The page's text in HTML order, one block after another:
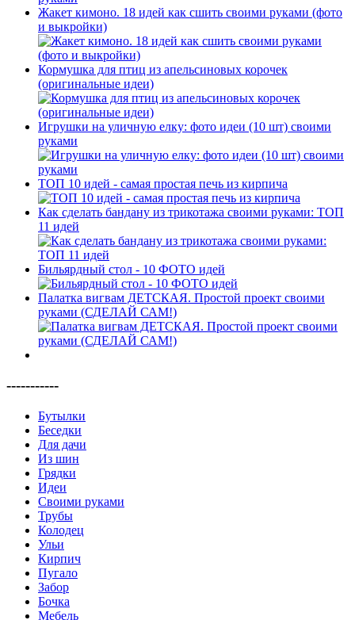
Жакет кимоно. 18 идей как сшить своими руками (фото
и выкройки)
Кормушка для птиц из апельсиновых корочек
(оригинальные идеи)
Игрушки на уличную елку: фото идеи (10 шт) своими
руками
ТОП 10 идей - самая простая печь из кирпича
Как сделать бандану из трикотажа своими руками: ТОП
11 идей
Бильярдный стол - 10 ФОТО идей
Палатка вигвам ДЕТСКАЯ. Простой проект своими
руками (СДЕЛАЙ САМ!)
-----------
Бутылки
Беседки
Для дачи
Из шин
Грядки
Идеи
Своими руками
Трубы
Колодец
Ульи
Кирпич
Пугало
Забор
Бочка
Мебель